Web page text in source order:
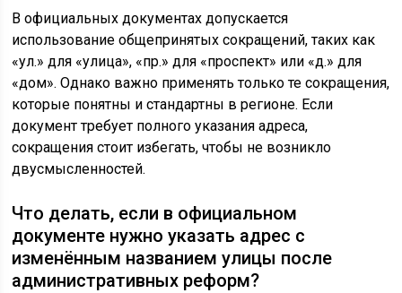
В официальных документах допускается
использование общепринятых сокращений, таких как
«ул.» для «улица», «пр.» для «проспект» или «д.» для
«дом». Однако важно применять только те сокращения,
которые понятны и стандартны в регионе. Если
документ требует полного указания адреса,
сокращения стоит избегать, чтобы не возникло
двусмысленностей.
Что делать, если в официальном
документе нужно указать адрес с
изменённым названием улицы после
административных реформ?